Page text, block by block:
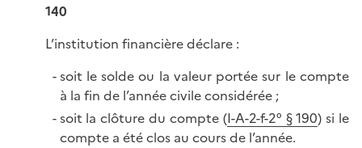
140
L’institution financière déclare :
soit le solde ou la valeur portée sur le compte
à la fin de l’année civile considérée ;
soit la clôture du compte (I-A-2-f-2° § 190) si le
compte a été clos au cours de l’année.